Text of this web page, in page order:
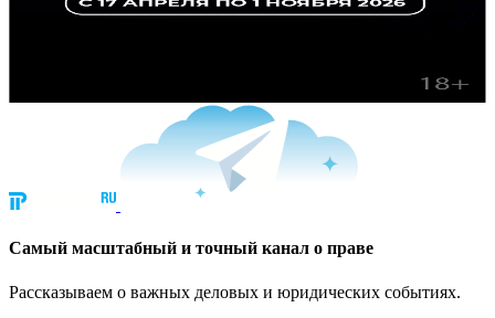
Cамый масштабный и точный канал о праве
Рассказываем о важных деловых и юридических событиях.